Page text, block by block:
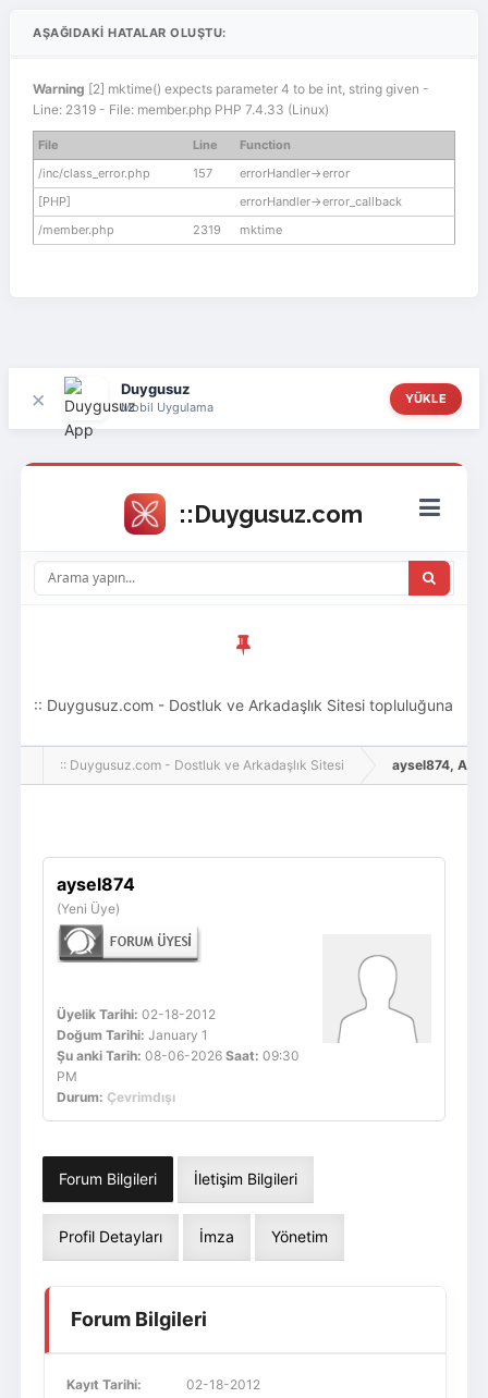
AŞAĞIDAKI HATALAR OLUŞTU:
Warning [2] mktime() expects parameter 4 to be int, string given -
Line: 2319 - File: member.php PHP 7.4.33 (Linux)
File Line
Function
/inc/class_error.php
157
errorHandler->error
[PHP]
errorHandler->error_callback
/member.php
2319 mktime
× Duygusuz
Mobil Uygulama
YÜKLE
:: Duygusuz.com - Dostluk ve Arkadaşlık Sitesi topluluğuna
hoş geldin ziyaretçi! Aramıza katılmak istersen kayıt
:: Duygusuz.com - Dostluk ve Arkadaşlık Sitesi aysel874, Adlı
aysel874
(Yeni Üye)
Üyelik Tarihi: 02-18-2012
Doğum Tarihi: January 1
Şu anki Tarih: 08-06-2026 Saat: 09:30
PM
Durum: Çevrimdışı
Forum Bilgileri İletişim Bilgileri
Profil Detayları İmza Yönetim
Forum Bilgileri
Kayıt Tarihi: 02-18-2012